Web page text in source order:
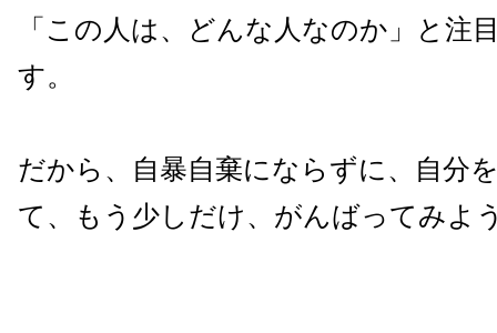
「この人は、どんな人なのか」と注
す。
だから、自暴自棄にならずに、自分
て、もう少しだけ、がんばってみよ